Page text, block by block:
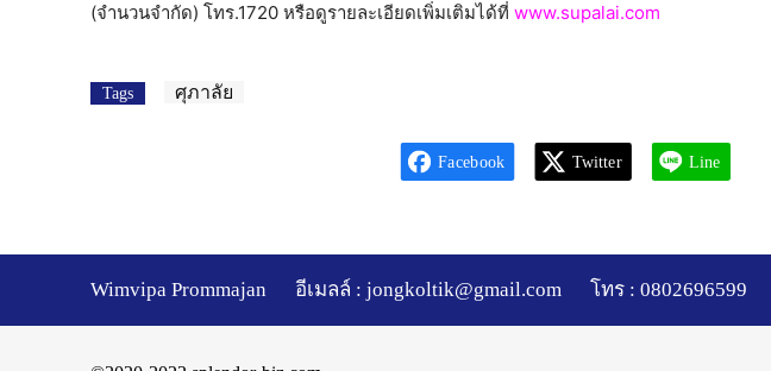
(จำนวนจำกัด) โทร.1720 หรือดูรายละเอียดเพิ่มเติมได้ที่ www.supalai.com
Tags ศุภาลัย
Facebook Twitter Line
Wimvipa Prommajan อีเมลล์ : jongkoltik@gmail.com โทร : 0802696599